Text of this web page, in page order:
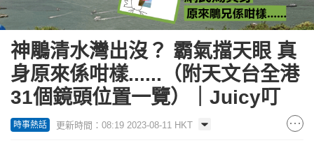
神鵰清水灣出沒？ 霸氣擋天眼 真
身原來係咁樣......（附天文台全港
31個鏡頭位置一覽）｜Juicy叮
時事熱話 更新時間：08:19 2023-08-11 HKT